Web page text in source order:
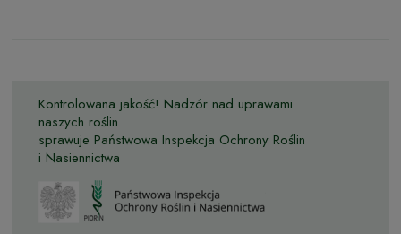
Kontrolowana jakość! Nadzór nad uprawami
naszych roślin
sprawuje Państwowa Inspekcja Ochrony Roślin
i Nasiennictwa